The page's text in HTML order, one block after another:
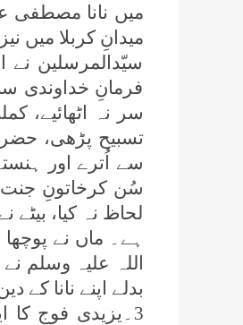
میں نانا مصطفی
میدانِ کربلا میں
سیّدالمرسلین نے
فرمانِ خداوندی
تسبیح پڑھی،
سے اُترے اور
سُن کرخاتونِ جنت
لحاظ نہ کیا،
ہے۔ ماں نے
اللہ علیہ وسلم
بدلے اپنے نانا کے دین کے خاطر 72 تن
3۔یزیدی فوج